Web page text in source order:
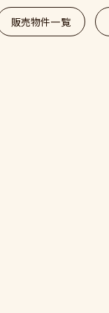
販売物件一覧